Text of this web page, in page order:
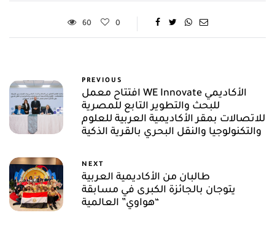
60 0
PREVIOUS
افتتاح معمل WE Innovate الأكاديمي
للبحث والتطوير التابع للمصرية
للاتصالات بمقر الأكاديمية العربية للعلوم
والتكنولوجيا والنقل البحري بالقرية الذكية
NEXT
طالبان من الأكاديمية العربية
يتوجان بالجائزة الكبرى في مسابقة
“هواوي” العالمية